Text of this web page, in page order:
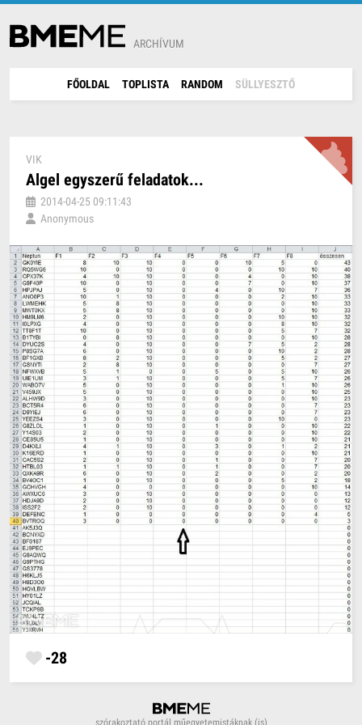
ARCHÍVUM
FŐOLDAL TOPLISTA RANDOM SÜLLYESZTŐ
VIK
Algel egyszerű feladatok...
2014-04-25 09:11:43
Anonymous
-28